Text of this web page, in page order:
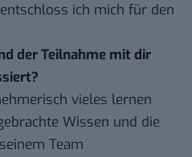
ich mich für den
der Teilnahme mit dir
vieles lernen
Wissen und die
Team